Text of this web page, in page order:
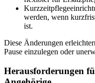
werden, wenn
ist.
Diese Änderungen
Pause einzulegen oder
Herausforderungen